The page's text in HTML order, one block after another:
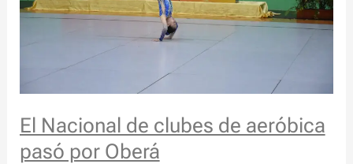
El Nacional de clubes de aeróbica
pasó por Oberá
pasó